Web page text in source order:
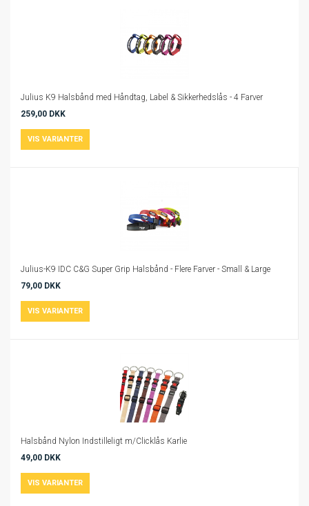
Julius K9 Halsbånd med Håndtag, Label & Sikkerhedslås - 4 Farver
259,00 DKK
Julius-K9 IDC C&G Super Grip Halsbånd - Flere Farver - Small & Large
79,00 DKK
Halsbånd Nylon Indstilleligt m/Clicklås Karlie
49,00 DKK